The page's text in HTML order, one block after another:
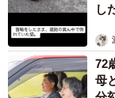
徴収しやすくなり
入方法によって
といった効果も
し
72
母